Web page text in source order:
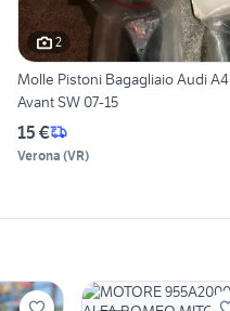
2
Molle Pistoni Bagagliaio Audi A4
Avant SW 07-15
15 €
Verona (VR)